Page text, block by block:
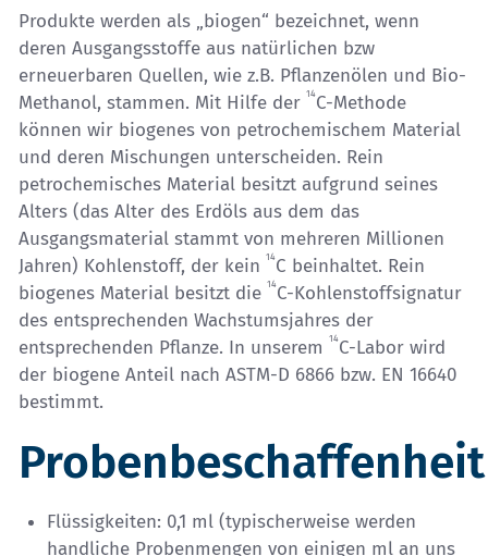
Produkte werden als „biogen“ bezeichnet, wenn
deren Ausgangsstoffe aus natürlichen bzw
erneuerbaren Quellen, wie z.B. Pflanzenölen und Bio-
Methanol, stammen. Mit Hilfe der 14C-Methode
können wir biogenes von petrochemischem Material
und deren Mischungen unterscheiden. Rein
petrochemisches Material besitzt aufgrund seines
Alters (das Alter des Erdöls aus dem das
Ausgangsmaterial stammt von mehreren Millionen
Jahren) Kohlenstoff, der kein 14C beinhaltet. Rein
biogenes Material besitzt die 14C-Kohlenstoffsignatur
des entsprechenden Wachstumsjahres der
entsprechenden Pflanze. In unserem
14C-Labor wird
der biogene Anteil nach ASTM-D 6866 bzw. EN 16640
bestimmt.
Probenbeschaffenheit
Flüssigkeiten: 0,1 ml (typischerweise werden
handliche Probenmengen von einigen ml an uns